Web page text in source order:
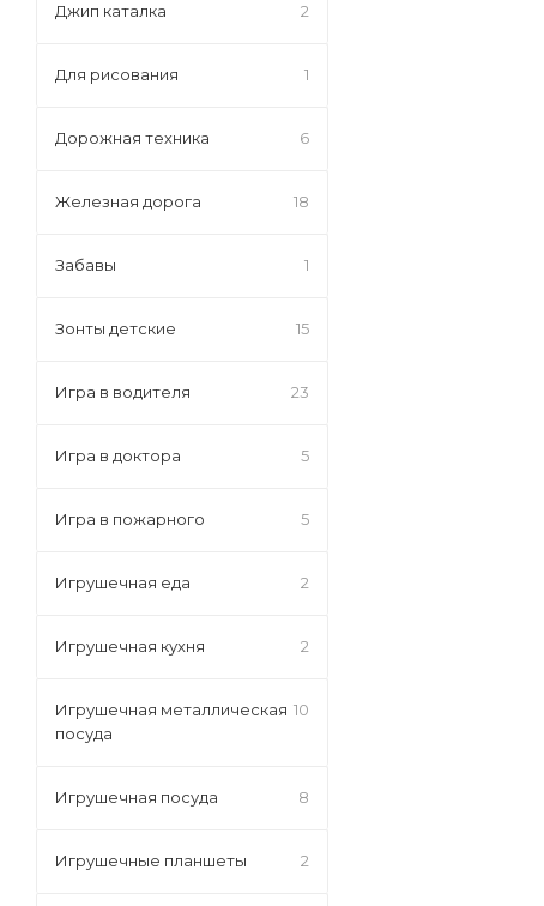
Джип каталка 2
Для рисования 1
Дорожная техника 6
Железная дорога 18
Забавы 1
Зонты детские 15
Игра в водителя 23
Игра в доктора 5
Игра в пожарного 5
Игрушечная еда 2
Игрушечная кухня 2
Игрушечная металлическая
посуда
10
Игрушечная посуда 8
Игрушечные планшеты 2